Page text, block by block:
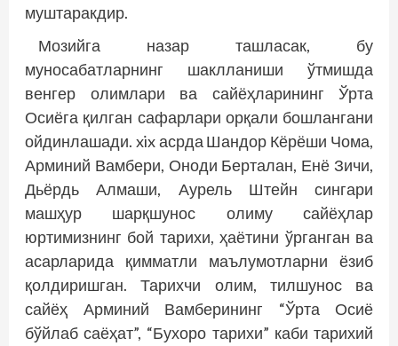
муштаракдир.
Мозийга назар ташласак, бу
муносабатларнинг шаклланиши ўтмишда
венгер олимлари ва сайёҳларининг Ўрта
Осиёга қилган сафарлари орқали бошлангани
ойдинлашади. xix асрда Шандор Кёрёши Чома,
Арминий Вамбери, Оноди Берталан, Енё Зичи,
Дьёрдь Алмаши, Аурель Штейн сингари
машҳур шарқшунос олиму сайёҳлар
юртимизнинг бой тарихи, ҳаётини ўрганган ва
асарларида қимматли маълумотларни ёзиб
қолдиришган. Тарихчи олим, тилшунос ва
сайёҳ Арминий Вамберининг “Ўрта Осиё
бўйлаб саёҳат”, “Бухоро тарихи” каби тарихий